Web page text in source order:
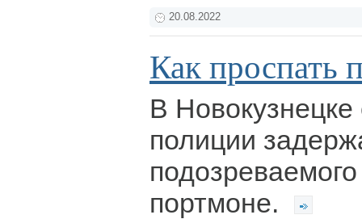
20.08.2022
Как проспать
В Новокузнецке
полиции
портмоне.